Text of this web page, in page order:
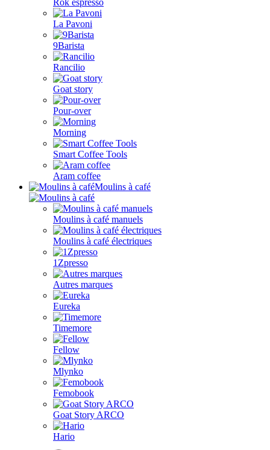
Rok espresso
La Pavoni
9Barista
Rancilio
Goat story
Pour-over
Morning
Smart Coffee Tools
Aram coffee
Moulins à café
Moulins à café manuels
Moulins à café électriques
1Zpresso
Autres marques
Eureka
Timemore
Fellow
Mlynko
Femobook
Goat Story ARCO
Hario